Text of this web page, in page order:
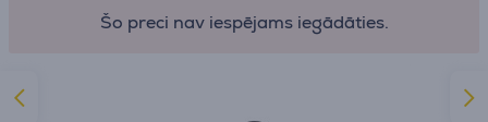
Šo preci nav iespējams iegādāties.